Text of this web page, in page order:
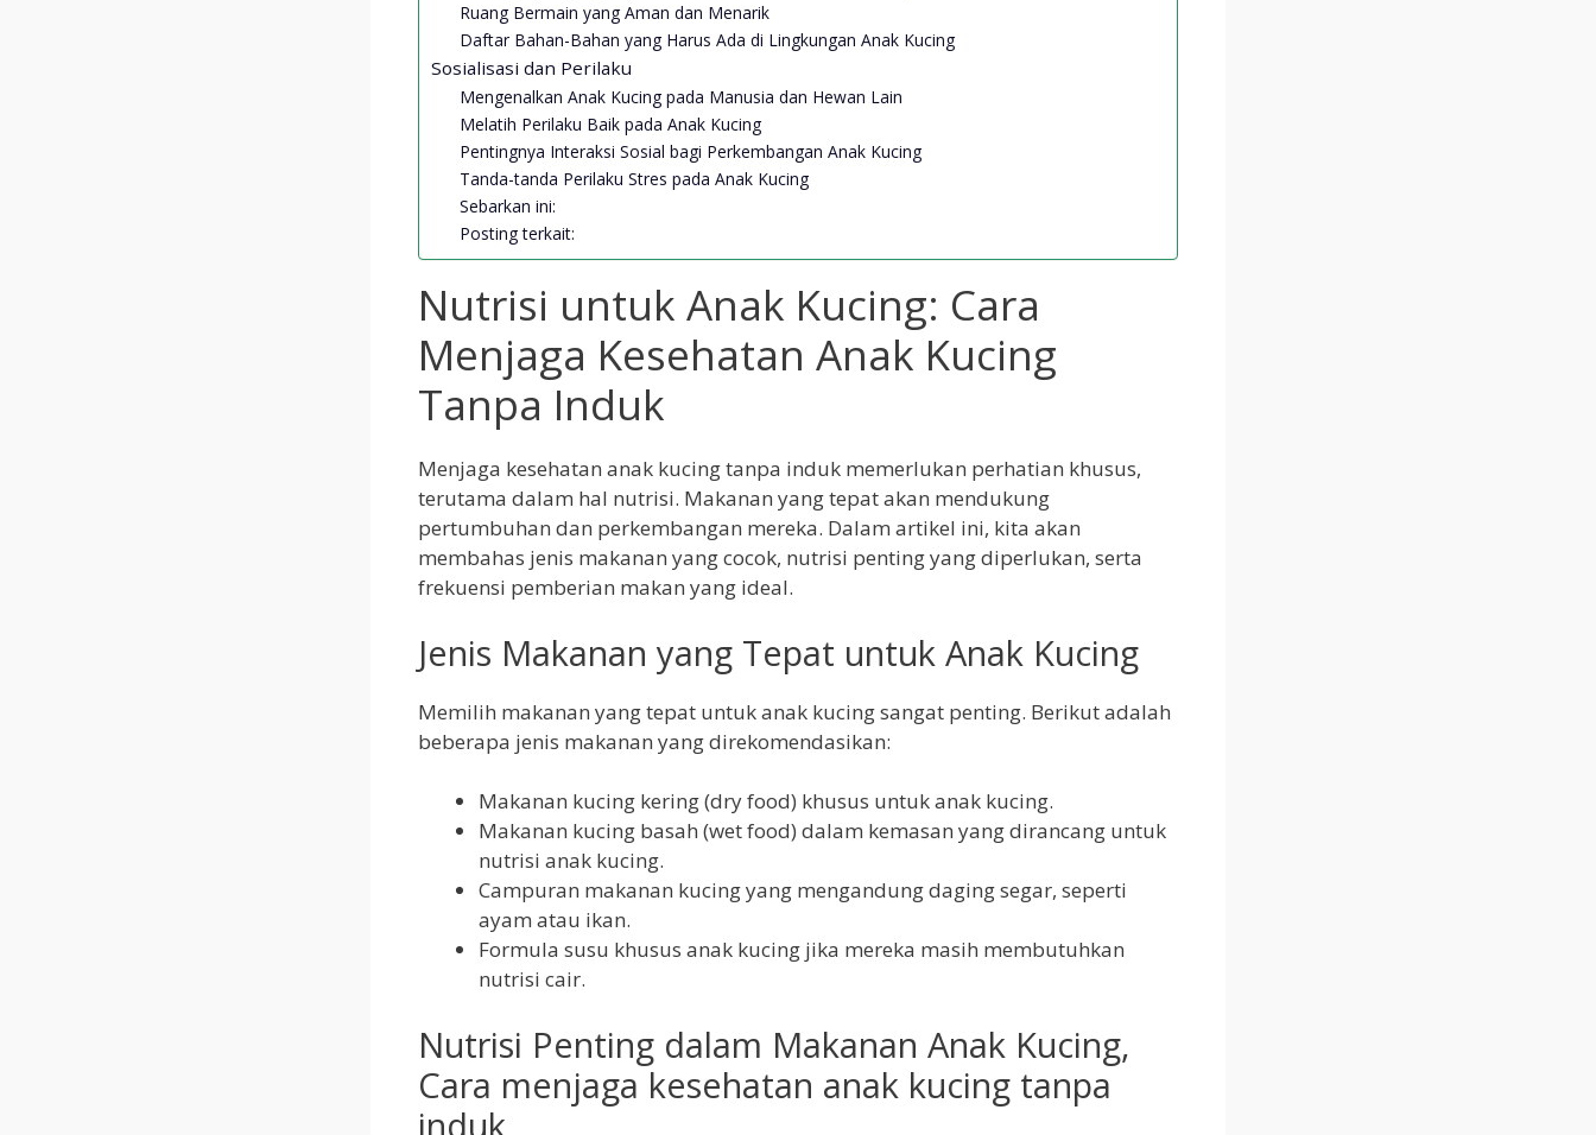
Ruang Bermain yang Aman dan Menarik
Daftar Bahan-Bahan yang Harus Ada di Lingkungan Anak Kucing
Sosialisasi dan Perilaku
Mengenalkan Anak Kucing pada Manusia dan Hewan Lain
Melatih Perilaku Baik pada Anak Kucing
Pentingnya Interaksi Sosial bagi Perkembangan Anak Kucing
Tanda-tanda Perilaku Stres pada Anak Kucing
Sebarkan ini:
Posting terkait:
Nutrisi untuk Anak Kucing: Cara
Menjaga Kesehatan Anak Kucing
Tanpa Induk
Menjaga kesehatan anak kucing tanpa induk memerlukan perhatian khusus,
terutama dalam hal nutrisi. Makanan yang tepat akan mendukung
pertumbuhan dan perkembangan mereka. Dalam artikel ini, kita akan
membahas jenis makanan yang cocok, nutrisi penting yang diperlukan, serta
frekuensi pemberian makan yang ideal.
Jenis Makanan yang Tepat untuk Anak Kucing
Memilih makanan yang tepat untuk anak kucing sangat penting. Berikut adalah
beberapa jenis makanan yang direkomendasikan:
Makanan kucing kering (dry food) khusus untuk anak kucing.
Makanan kucing basah (wet food) dalam kemasan yang dirancang untuk
nutrisi anak kucing.
Campuran makanan kucing yang mengandung daging segar, seperti
ayam atau ikan.
Formula susu khusus anak kucing jika mereka masih membutuhkan
nutrisi cair.
Nutrisi Penting dalam Makanan Anak Kucing,
Cara menjaga kesehatan anak kucing tanpa
induk